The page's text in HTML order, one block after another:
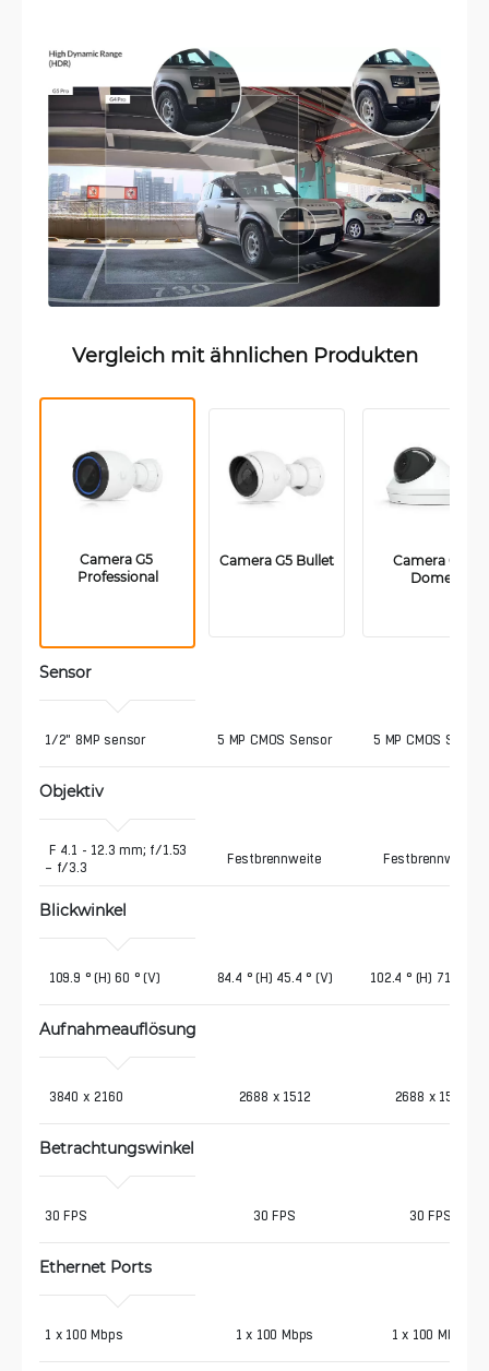
Vergleich mit ähnlichen Produkten
Camera G5
Professional
Camera G5 Bullet
Camera G5
Dome
Sensor
1/2" 8MP sensor 5 MP CMOS Sensor 5 MP CMOS Sensor
Objektiv
– f/3.3
Festbrennweite Festbrennweite
Blickwinkel
109.9 ° (H) 60 ° (V) 84.4 ° (H) 45.4 ° (V) 102.4 ° (H) 71.4 °
Aufnahmeauflösung
3840 х 2160 2688 x 1512 2688 x 1512
Betrachtungswinkel
30 FPS 30 FPS 30 FPS
Ethernet Ports
1 x 100 Mbps 1 x 100 Mbps 1 x 100 Mbps